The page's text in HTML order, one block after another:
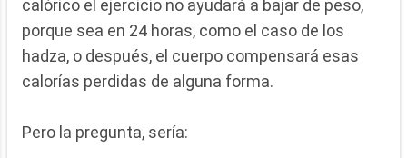
calórico el ejercicio no ayudará a bajar de peso,
porque sea en 24 horas, como el caso de los
hadza, o después, el cuerpo compensará esas
calorías perdidas de alguna forma.
Pero la pregunta, sería: